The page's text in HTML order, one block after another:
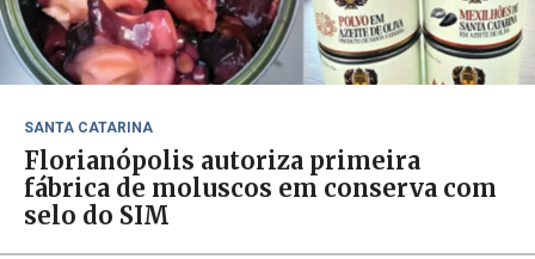
SANTA CATARINA
Florianópolis autoriza primeira
fábrica de moluscos em conserva com
selo do SIM